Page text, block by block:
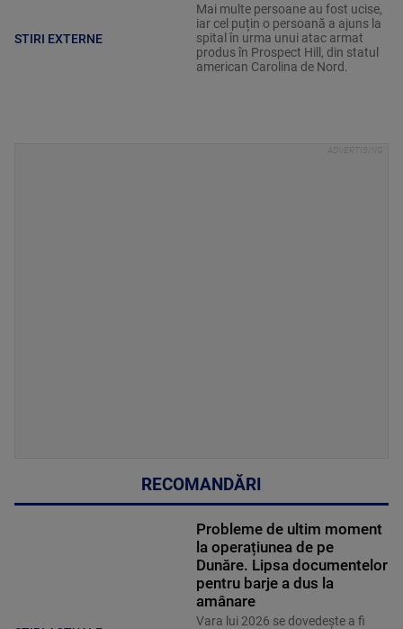
STIRI EXTERNE
Mai multe persoane au fost ucise,
iar cel puțin o persoană a ajuns la
spital în urma unui atac armat
produs în Prospect Hill, din statul
american Carolina de Nord.
RECOMANDĂRI
Probleme de ultim moment
la operațiunea de pe
Dunăre. Lipsa documentelor
pentru barje a dus la
amânare
Vara lui 2026 se dovedește a fi